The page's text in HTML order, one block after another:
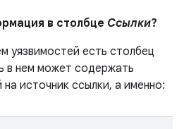
в столбце Ссылки?
уязвимостей есть столбец
в нем может содержать
источник ссылки, а именно: